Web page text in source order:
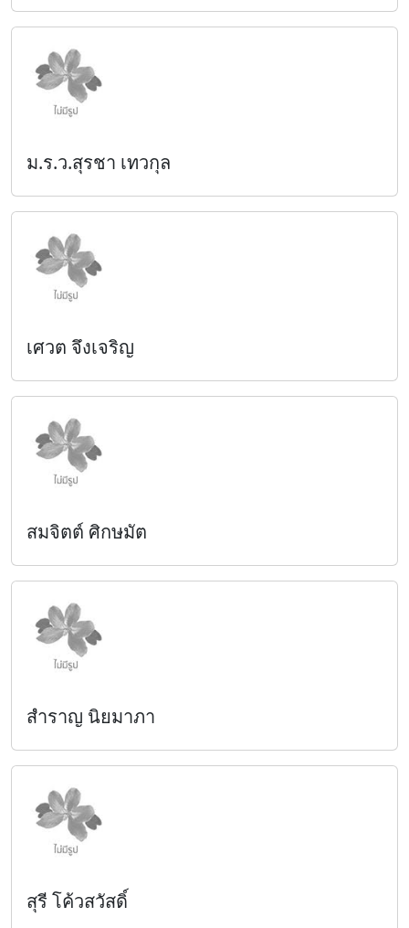
ม.ร.ว.สุรชา เทวกุล
เศวต จึงเจริญ
สมจิตต์ ศิกษมัต
สำราญ นิยมาภา
สุรี โค้วสวัสดิ์